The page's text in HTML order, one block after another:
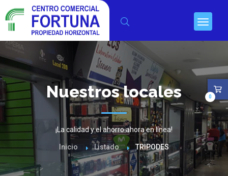
Nuestros locales
¡La calidad y el ahorro ahora en línea!
Inicio Listado TRIPODES
0